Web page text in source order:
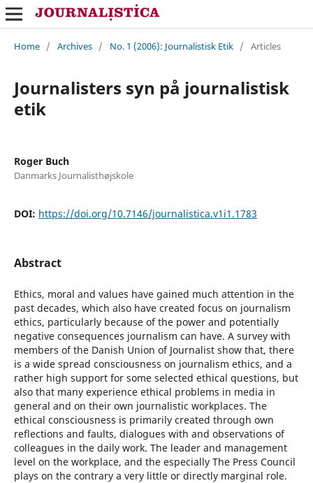
Home / Archives / No. 1 (2006): Journalistisk Etik / Articles
Journalisters syn på journalistisk
etik
Roger Buch
Danmarks Journalisthøjskole
DOI: https://doi.org/10.7146/journalistica.v1i1.1783
Abstract
Ethics, moral and values have gained much attention in the
past decades, which also have created focus on journalism
ethics, particularly because of the power and potentially
negative consequences journalism can have. A survey with
members of the Danish Union of Journalist show that, there
is a wide spread consciousness on journalism ethics, and a
rather high support for some selected ethical questions, but
also that many experience ethical problems in media in
general and on their own journalistic workplaces. The
ethical consciousness is primarily created through own
reflections and faults, dialogues with and observations of
colleagues in the daily work. The leader and management
level on the workplace, and the especially The Press Council
plays on the contrary a very little or directly marginal role.